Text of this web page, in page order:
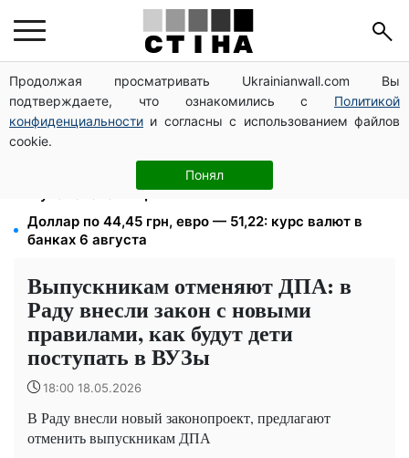
Продолжая просматривать Ukrainianwall.com Вы
подтверждаете, что ознакомились с Политикой
конфиденциальности и согласны с использованием файлов
cookie.
Понял
Депо Укрпочты уничтожено в Павлограде: двое
погибших, доставку пенсий восстановят резервом
113 млрд грн задолжали украинцы за коммуналку:
830 тысяч производств в реестре должников
1500 списанных, 500 уехали сразу: обыски в
Мукачевском ТЦК и ВВК
Доллар по 44,45 грн, евро — 51,22: курс валют в
банках 6 августа
Выпускникам отменяют ДПА: в
Раду внесли закон с новыми
правилами, как будут дети
поступать в ВУЗы
18:00 18.05.2026
В Раду внесли новый законопроект, предлагают
отменить выпускникам ДПА